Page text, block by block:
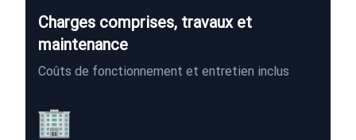
Charges comprises, travaux et
maintenance
Coûts de fonctionnement et entretien inclus
🏢